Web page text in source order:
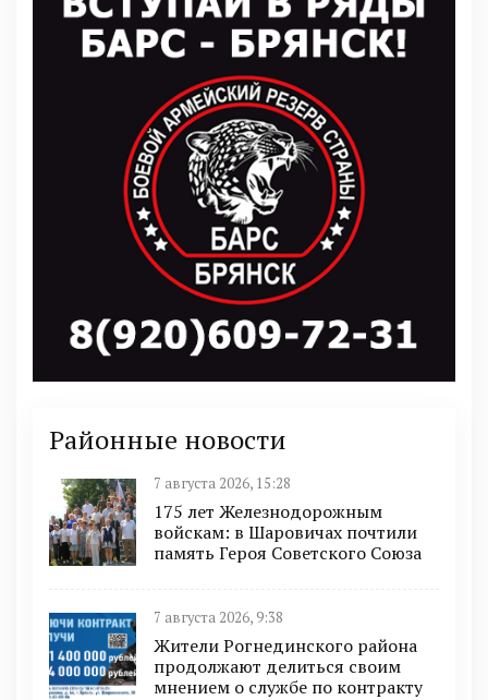
Районные новости
7 августа 2026, 15:28
175 лет Железнодорожным
войскам: в Шаровичах почтили
память Героя Советского Союза
7 августа 2026, 9:38
Жители Рогнединского района
продолжают делиться своим
мнением о службе по контракту